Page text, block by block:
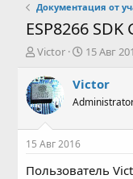
Документация от
ESP8266
А
т
о
р
е
м
ы
Victor
Д
т
н
л
15 Авг
Victor
15 Авг 2016
Пользователь